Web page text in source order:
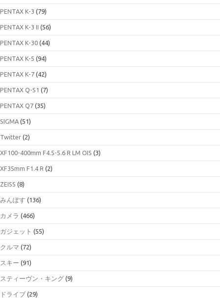
PENTAX K-3 (79)
PENTAX K-3 II (56)
PENTAX K-30 (44)
PENTAX K-5 (94)
PENTAX K-7 (42)
PENTAX Q-S1 (7)
PENTAX Q7 (35)
SIGMA (51)
Twitter (2)
XF100-400mm F4.5-5.6 R LM OIS (3)
XF35mm F1.4 R (2)
ZEISS (8)
みんぽす (136)
カメラ (466)
ガジェット (55)
クルマ (72)
スキー (91)
スティーヴン・キング (9)
ドライブ (29)